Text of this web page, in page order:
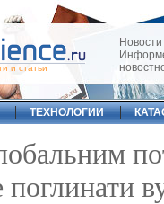
и статьи
ТЕХНОЛОГИИ